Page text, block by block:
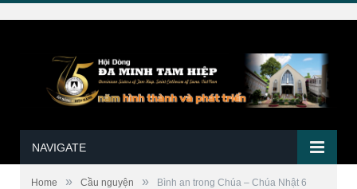
NAVIGATE
Home » Cầu nguyện »
Bình an trong Chúa – Chúa Nhật 6